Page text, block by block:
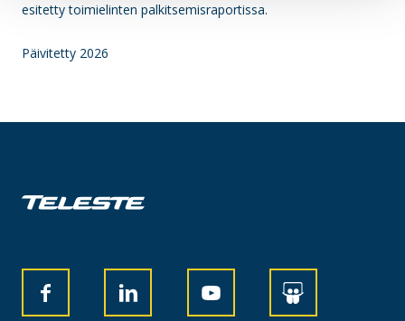
esitetty toimielinten palkitsemisraportissa.
Päivitetty 2026